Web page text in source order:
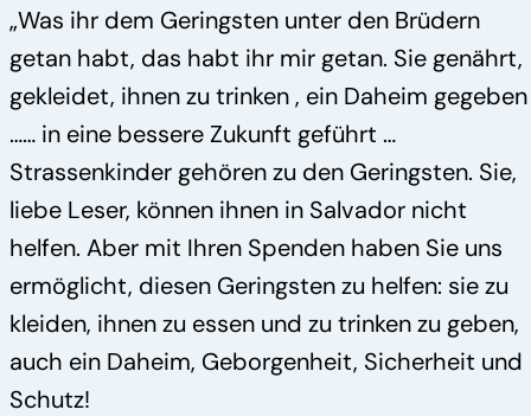
„Was ihr dem Geringsten unter den Brüdern
getan habt, das habt ihr mir getan. Sie genährt,
gekleidet, ihnen zu trinken , ein Daheim gegeben
…… in eine bessere Zukunft geführt …
Strassenkinder gehören zu den Geringsten. Sie,
liebe Leser, können ihnen in Salvador nicht
helfen. Aber mit Ihren Spenden haben Sie uns
ermöglicht, diesen Geringsten zu helfen: sie zu
kleiden, ihnen zu essen und zu trinken zu geben,
auch ein Daheim, Geborgenheit, Sicherheit und
Schutz!